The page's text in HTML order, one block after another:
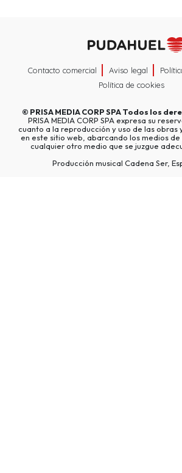
Contacto comercial Aviso legal
Política de cookies
© PRISA MEDIA CORP SPATodos los
PRISA MEDIA CORP SPA expresa su
cuanto a la reproducción y uso de las obras
en este sitio web, abarcando los medios
cualquier otro medio que se juzgue
Producción musical Cadena Ser,